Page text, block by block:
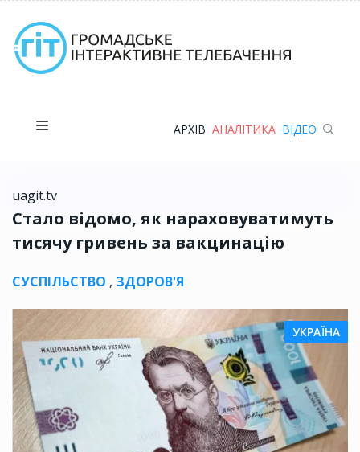
АРХІВ АНАЛІТИКА ВІДЕО
uagit.tv
Стало відомо, як нараховуватимуть
тисячу гривень за вакцинацію
СУСПІЛЬСТВО , ЗДОРОВ'Я
УКРАЇНА